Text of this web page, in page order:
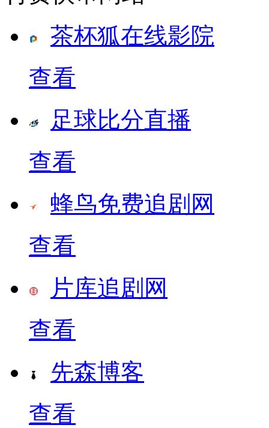
茶杯狐在线影院
查看
足球比分直播
查看
蜂鸟免费追剧网
查看
片库追剧网
查看
先森博客
查看